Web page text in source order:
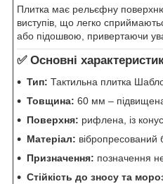
Плитка має рельєфну
виступів, що легко
або підошвою, привертаючи
✅ Основні
Тип: Тактильна плитка
Товщина: 60 мм – підвищена
Поверхня: рифлена, із
Матеріал: вібропресований
Призначення: позначення
Стійкість до зносу та